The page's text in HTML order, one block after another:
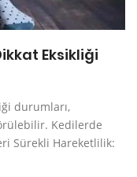
Eksikliği
durumları,
Kedilerde
Sürekli Hareketlilik: